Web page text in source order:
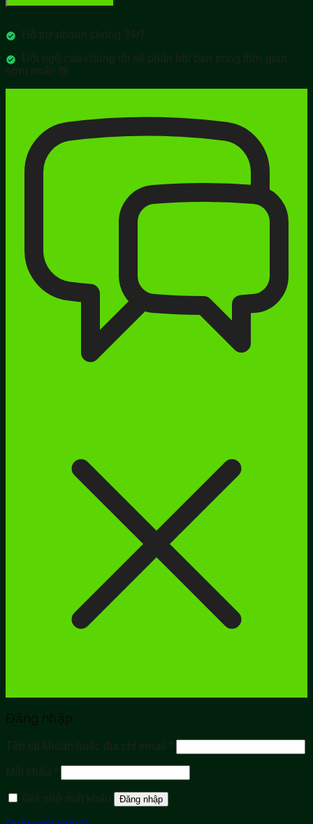
Hỗ trợ nhanh chóng 24/7
Đội ngũ của chúng tôi sẽ phản hồi bạn trong thời gian
sớm nhất! 👋
Đăng nhập
Tên tài khoản hoặc địa chỉ email *
buộc
Mật khẩu *
buộc
Ghi nhớ mật khẩu
Đăng nhập